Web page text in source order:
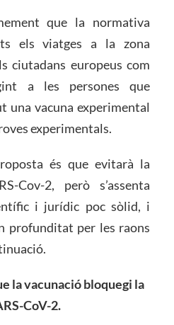
que la normativa
els viatges a la zona
ciutadans europeus com
a les persones que
una vacuna experimental
experimentals.
és que evitarà la
Cov-2, però s’assenta
i jurídic poc sòlid, i
profunditat per les raons
la vacunació bloquegi la
CoV-2.